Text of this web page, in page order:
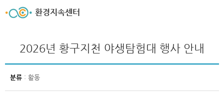
환경지속센터
2026년 황구지천 야생탐험대 행사 안내
분류 : 활동